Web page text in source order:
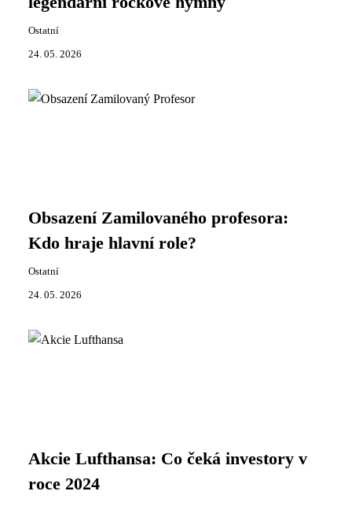
Ostatní
24. 05. 2026
Obsazení Zamilovaného profesora:
Kdo hraje hlavní role?
Ostatní
24. 05. 2026
Akcie Lufthansa: Co čeká investory v
roce 2024